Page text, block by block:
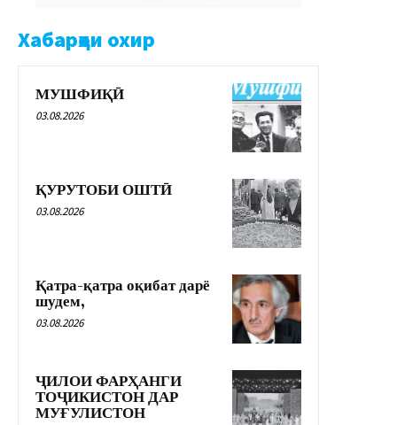
Хабарҳои охир
МУШФИҚӢ
03.08.2026
ҚУРУТОБИ ОШТӢ
03.08.2026
Қатра-қатра оқибат дарё
шудем,
03.08.2026
ҶИЛОИ ФАРҲАНГИ
ТОҶИКИСТОН ДАР
МУҒУЛИСТОН